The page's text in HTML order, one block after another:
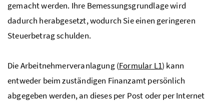
gemacht werden. Ihre Bemessungsgrundlage wird
dadurch herabgesetzt, wodurch Sie einen geringeren
Steuerbetrag schulden.
Die Arbeitnehmerveranlagung (Formular L1) kann
entweder beim zuständigen Finanzamt persönlich
abgegeben werden, an dieses per Post oder per Internet